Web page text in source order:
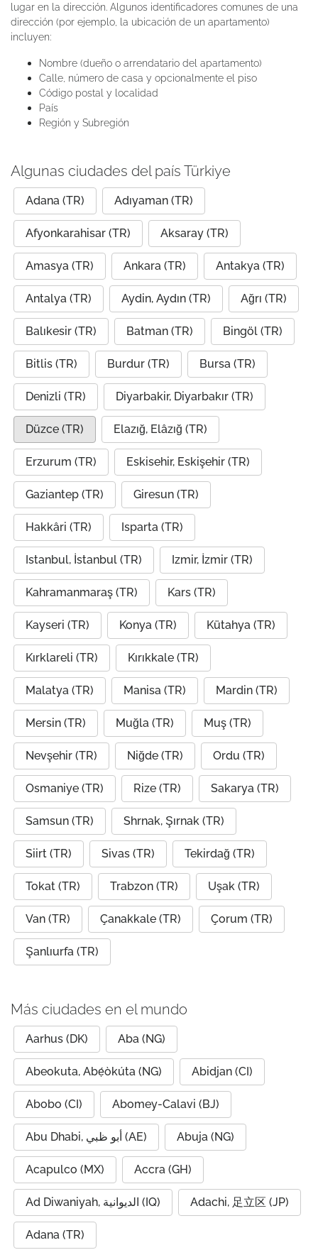
lugar en la dirección. Algunos identificadores comunes de una
dirección (por ejemplo, la ubicación de un apartamento)
incluyen:
Nombre (dueño o arrendatario del apartamento)
Calle, número de casa y opcionalmente el piso
Código postal y localidad
País
Región y Subregión
Algunas ciudades del país Türkiye
Adana (TR) Adıyaman (TR)
Afyonkarahisar (TR) Aksaray (TR)
Amasya (TR) Ankara (TR) Antakya (TR)
Antalya (TR) Aydin, Aydın (TR) Ağrı (TR)
Balıkesir (TR) Batman (TR) Bingöl (TR)
Bitlis (TR) Burdur (TR) Bursa (TR)
Denizli (TR) Diyarbakir, Diyarbakır (TR)
Düzce (TR) Elazığ, Elâzığ (TR)
Erzurum (TR) Eskisehir, Eskişehir (TR)
Gaziantep (TR) Giresun (TR)
Hakkâri (TR) Isparta (TR)
Istanbul, İstanbul (TR) Izmir, İzmir (TR)
Kahramanmaraş (TR) Kars (TR)
Kayseri (TR) Konya (TR) Kütahya (TR)
Kırklareli (TR) Kırıkkale (TR)
Malatya (TR) Manisa (TR) Mardin (TR)
Mersin (TR) Muğla (TR) Muş (TR)
Nevşehir (TR) Niğde (TR) Ordu (TR)
Osmaniye (TR) Rize (TR) Sakarya (TR)
Samsun (TR) Shrnak, Şırnak (TR)
Siirt (TR) Sivas (TR) Tekirdağ (TR)
Tokat (TR) Trabzon (TR) Uşak (TR)
Van (TR) Çanakkale (TR) Çorum (TR)
Şanlıurfa (TR)
Más ciudades en el mundo
Aarhus (DK) Aba (NG)
Abeokuta, Abẹ́òkúta (NG) Abidjan (CI)
Abobo (CI) Abomey-Calavi (BJ)
Abu Dhabi, أبو ظبي (AE) Abuja (NG)
Acapulco (MX) Accra (GH)
Ad Diwaniyah, الديوانية (IQ) Adachi, 足立区 (JP)
Adana (TR)